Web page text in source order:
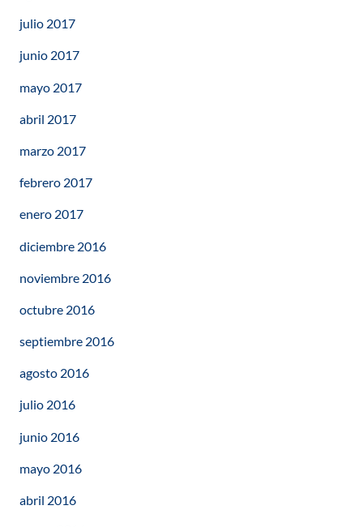
julio 2017
junio 2017
mayo 2017
abril 2017
marzo 2017
febrero 2017
enero 2017
diciembre 2016
noviembre 2016
octubre 2016
septiembre 2016
agosto 2016
julio 2016
junio 2016
mayo 2016
abril 2016